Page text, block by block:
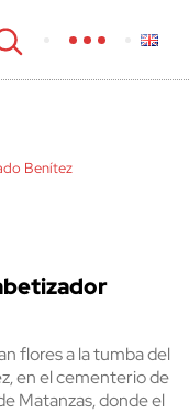
Benítez
flores a la tumba del
en el cementerio de
Matanzas, donde el